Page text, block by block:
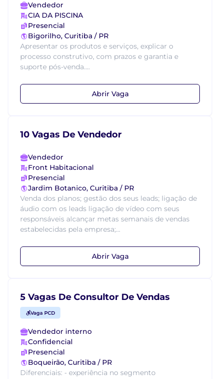
Vendedor
CIA DA PISCINA
Presencial
Bigorilho, Curitiba / PR
Apresentar os produtos e serviços, explicar o
processo construtivo, com prazos e garantia e
suporte pós-venda....
Abrir Vaga
10 Vagas De Vendedor
Vendedor
Front Habitacional
Presencial
Jardim Botanico, Curitiba / PR
Venda dos planos; gestão dos seus leads; ligação de
áudio com os leads ligação de vídeo com seus
responsáveis alcançar metas semanais de vendas
estabelecidas pela empresa;...
Abrir Vaga
5 Vagas De Consultor De Vendas
Vaga PCD
Vendedor interno
Confidencial
Presencial
Boqueirão, Curitiba / PR
Diferenciais: - experiência no segmento